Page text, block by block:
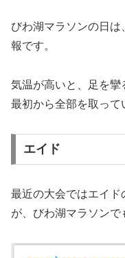
びわ湖マラソンの日
報です。
気温が高いと、足を
最初から全部を取って
エイド
最近の大会ではエイ
が、びわ湖マラソンで